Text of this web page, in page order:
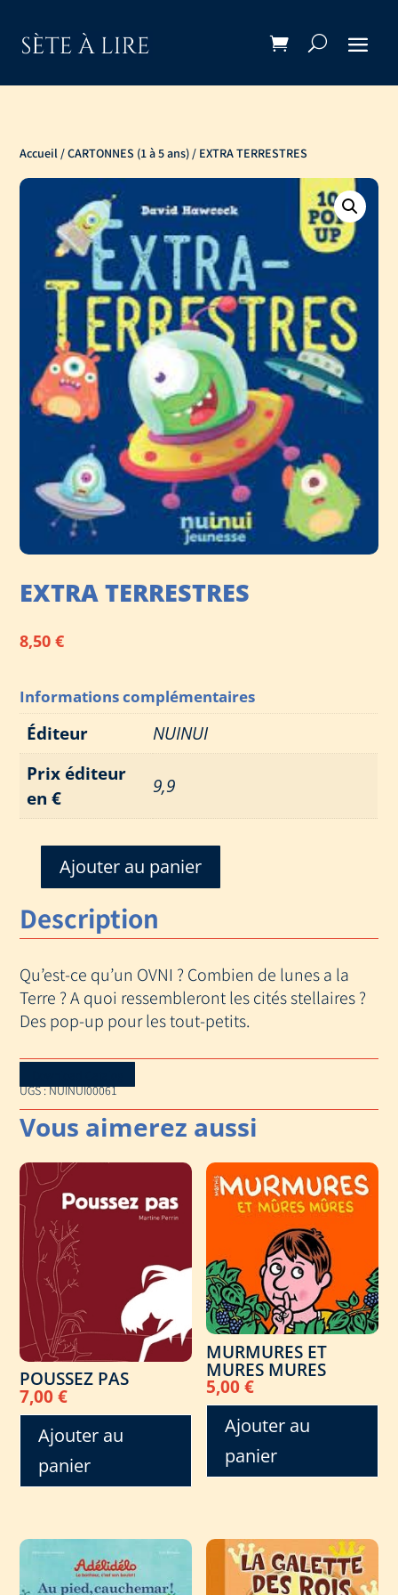
Accueil /CARTONNES (1 à 5 ans) / EXTRA TERRESTRES
EXTRA TERRESTRES
8,50€
Informations complémentaires
Éditeur
NUINUI
Prix éditeur
en €
9,9
quantité
EXTRA
TERRESTRES
Ajouter au panier
Description
Qu’est-ce qu’un OVNI ? Combien de lunes a la
Terre ? A quoi ressembleront les cités stellaires ?
Des pop-up pour les tout-petits.
UGS :NUINUI00061
POUSSEZ PAS
7,00€
Ajouter au
panier
MURMURES ET
MURES MURES
5,00€
Ajouter au
panier